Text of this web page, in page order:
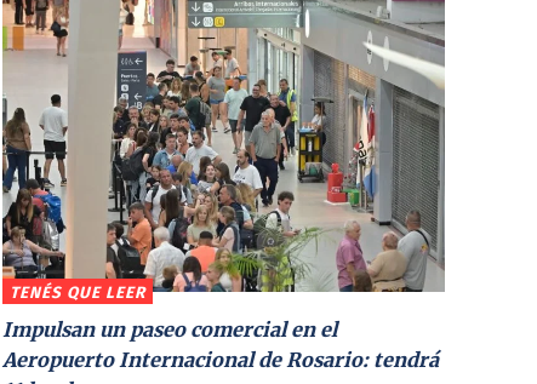
TENÉS QUE LEER
Impulsan un paseo comercial en el
Aeropuerto Internacional de Rosario: tendrá